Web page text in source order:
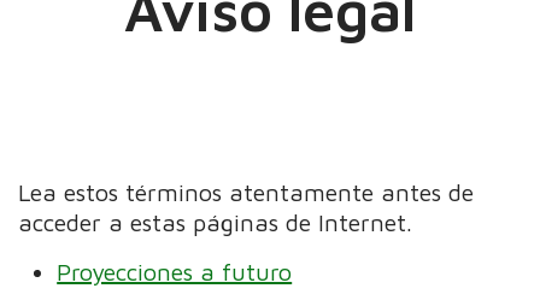
Lea estos términos atentamente antes de
acceder a estas páginas de Internet.
Proyecciones a futuro